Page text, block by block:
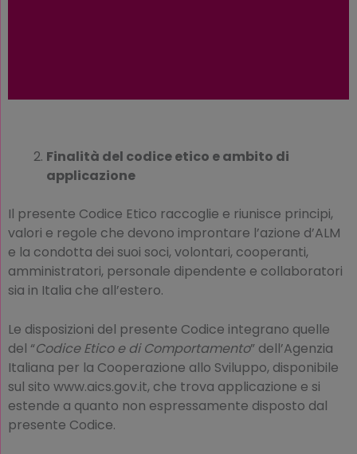
Finalità del codice etico e ambito di
applicazione
Il presente Codice Etico raccoglie e riunisce principi,
valori e regole che devono improntare l’azione d’ALM
e la condotta dei suoi soci, volontari, cooperanti,
amministratori, personale dipendente e collaboratori
sia in Italia che all’estero.
Le disposizioni del presente Codice integrano quelle
del “Codice Etico e di Comportamento” dell’Agenzia
Italiana per la Cooperazione allo Sviluppo, disponibile
sul sito www.aics.gov.it, che trova applicazione e si
estende a quanto non espressamente disposto dal
presente Codice.